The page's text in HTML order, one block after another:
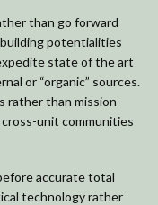
than go forward
potentialities
state of the art
or “organic” sources.
rather than mission-
unit communities
accurate total
technology rather